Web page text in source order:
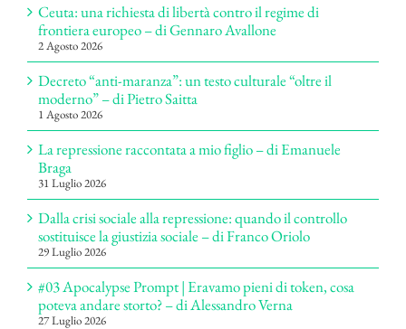
Ceuta: una richiesta di libertà contro il regime di
frontiera europeo – di Gennaro Avallone
2 Agosto 2026
Decreto “anti-maranza”: un testo culturale “oltre il
moderno” – di Pietro Saitta
1 Agosto 2026
La repressione raccontata a mio figlio – di Emanuele
Braga
31 Luglio 2026
Dalla crisi sociale alla repressione: quando il controllo
sostituisce la giustizia sociale – di Franco Oriolo
29 Luglio 2026
#03 Apocalypse Prompt | Eravamo pieni di token, cosa
poteva andare storto? – di Alessandro Verna
27 Luglio 2026